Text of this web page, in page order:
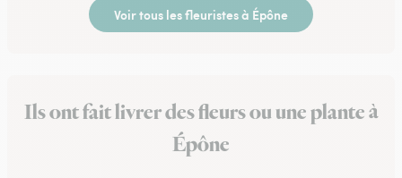
Voir tous les fleuristes à Épône
Ils ont fait livrer des fleurs ou une plante à
Épône